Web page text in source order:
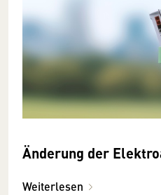
Änderung der
Weiterlesen